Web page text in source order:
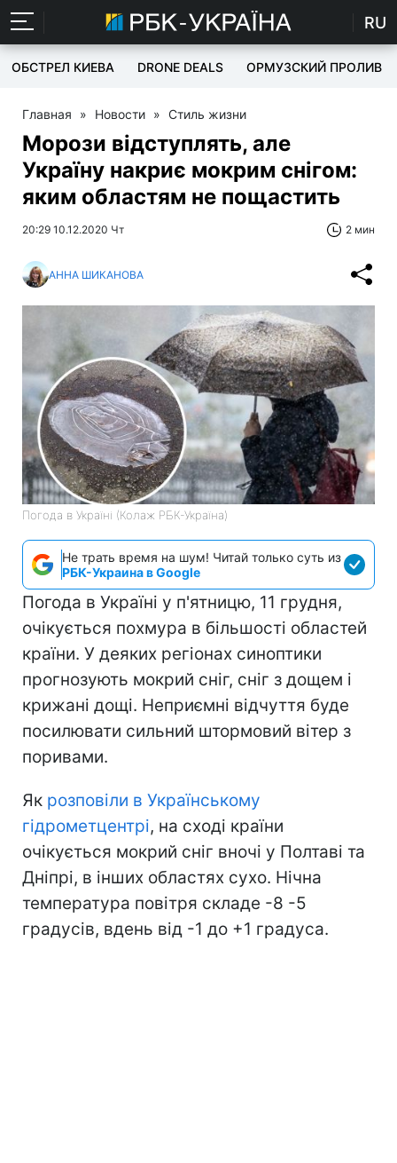
RU
ОБСТРЕЛ КИЕВА DRONE DEALS ОРМУЗСКИЙ ПРОЛИВ
Главная » Новости » Стиль жизни
Морози відступлять, але
Україну накриє мокрим снігом:
яким областям не пощастить
20:29 10.12.2020 Чт 2 мин
АННА ШИКАНОВА
Погода в Україні (Колаж РБК-Україна)
Не трать время на шум! Читай только суть из
РБК-Украина в Google
Погода в Україні у п'ятницю, 11 грудня,
очікується похмура в більшості областей
країни. У деяких регіонах синоптики
прогнозують мокрий сніг, сніг з дощем і
крижані дощі. Неприємні відчуття буде
посилювати сильний штормовий вітер з
поривами.
Як розповіли в Українському
гідрометцентрі, на сході країни
очікується мокрий сніг вночі у Полтаві та
Дніпрі, в інших областях сухо. Нічна
температура повітря складе -8 -5
градусів, вдень від -1 до +1 градуса.